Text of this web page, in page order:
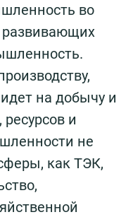
во
развивающих
на добычу и
и
не
как ТЭК,